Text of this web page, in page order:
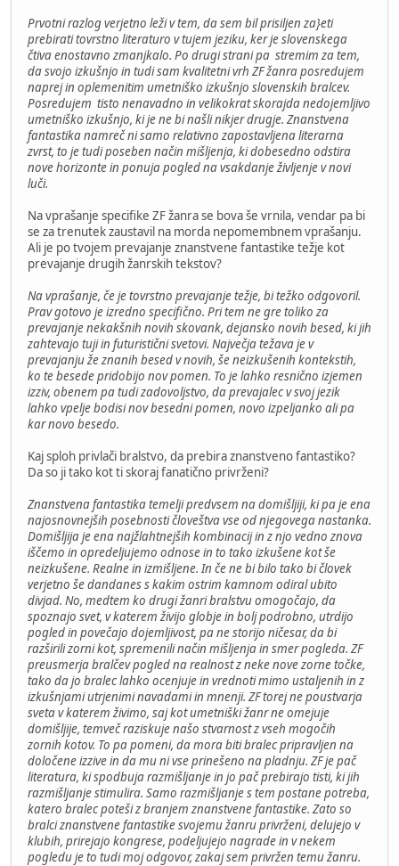
Prvotni razlog verjetno leži v tem, da sem bil prisiljen za}eti
prebirati tovrstno literaturo v tujem jeziku, ker je slovenskega
čtiva enostavno zmanjkalo. Po drugi strani pa stremim za tem,
da svojo izkušnjo in tudi sam kvalitetni vrh ZF žanra posredujem
naprej in oplemenitim umetniško izkušnjo slovenskih bralcev.
Posredujem tisto nenavadno in velikokrat skorajda nedojemljivo
umetniško izkušnjo, ki je ne bi našli nikjer drugje. Znanstvena
fantastika namreč ni samo relativno zapostavljena literarna
zvrst, to je tudi poseben način mišljenja, ki dobesedno odstira
nove horizonte in ponuja pogled na vsakdanje življenje v novi
luči.
Na vprašanje specifike ZF žanra se bova še vrnila, vendar pa bi
se za trenutek zaustavil na morda nepomembnem vprašanju.
Ali je po tvojem prevajanje znanstvene fantastike težje kot
prevajanje drugih žanrskih tekstov?
Na vprašanje, če je tovrstno prevajanje težje, bi težko odgovoril.
Prav gotovo je izredno specifično. Pri tem ne gre toliko za
prevajanje nekakšnih novih skovank, dejansko novih besed, ki jih
zahtevajo tuji in futuristični svetovi. Največja težava je v
prevajanju že znanih besed v novih, še neizkušenih kontekstih,
ko te besede pridobijo nov pomen. To je lahko resnično izjemen
izziv, obenem pa tudi zadovoljstvo, da prevajalec v svoj jezik
lahko vpelje bodisi nov besedni pomen, novo izpeljanko ali pa
kar novo besedo.
Kaj sploh privlači bralstvo, da prebira znanstveno fantastiko?
Da so ji tako kot ti skoraj fanatično privrženi?
Znanstvena fantastika temelji predvsem na domišljiji, ki pa je ena
najosnovnejših posebnosti človeštva vse od njegovega nastanka.
Domišljija je ena najžlahtnejših kombinacij in z njo vedno znova
iščemo in opredeljujemo odnose in to tako izkušene kot še
neizkušene. Realne in izmišljene. In če ne bi bilo tako bi človek
verjetno še dandanes s kakim ostrim kamnom odiral ubito
divjad. No, medtem ko drugi žanri bralstvu omogočajo, da
spoznajo svet, v katerem živijo globje in bolj podrobno, utrdijo
pogled in povečajo dojemljivost, pa ne storijo ničesar, da bi
razširili zorni kot, spremenili način mišljenja in smer pogleda. ZF
preusmerja bralčev pogled na realnost z neke nove zorne točke,
tako da jo bralec lahko ocenjuje in vrednoti mimo ustaljenih in z
izkušnjami utrjenimi navadami in mnenji. ZF torej ne poustvarja
sveta v katerem živimo, saj kot umetniški žanr ne omejuje
domišljije, temveč raziskuje našo stvarnost z vseh mogočih
zornih kotov. To pa pomeni, da mora biti bralec pripravljen na
določene izzive in da mu ni vse prinešeno na pladnju. ZF je pač
literatura, ki spodbuja razmišljanje in jo pač prebirajo tisti, ki jih
razmišljanje stimulira. Samo razmišljanje s tem postane potreba,
katero bralec poteši z branjem znanstvene fantastike. Zato so
bralci znanstvene fantastike svojemu žanru privrženi, delujejo v
klubih, prirejajo kongrese, podeljujejo nagrade in v nekem
pogledu je to tudi moj odgovor, zakaj sem privržen temu žanru.